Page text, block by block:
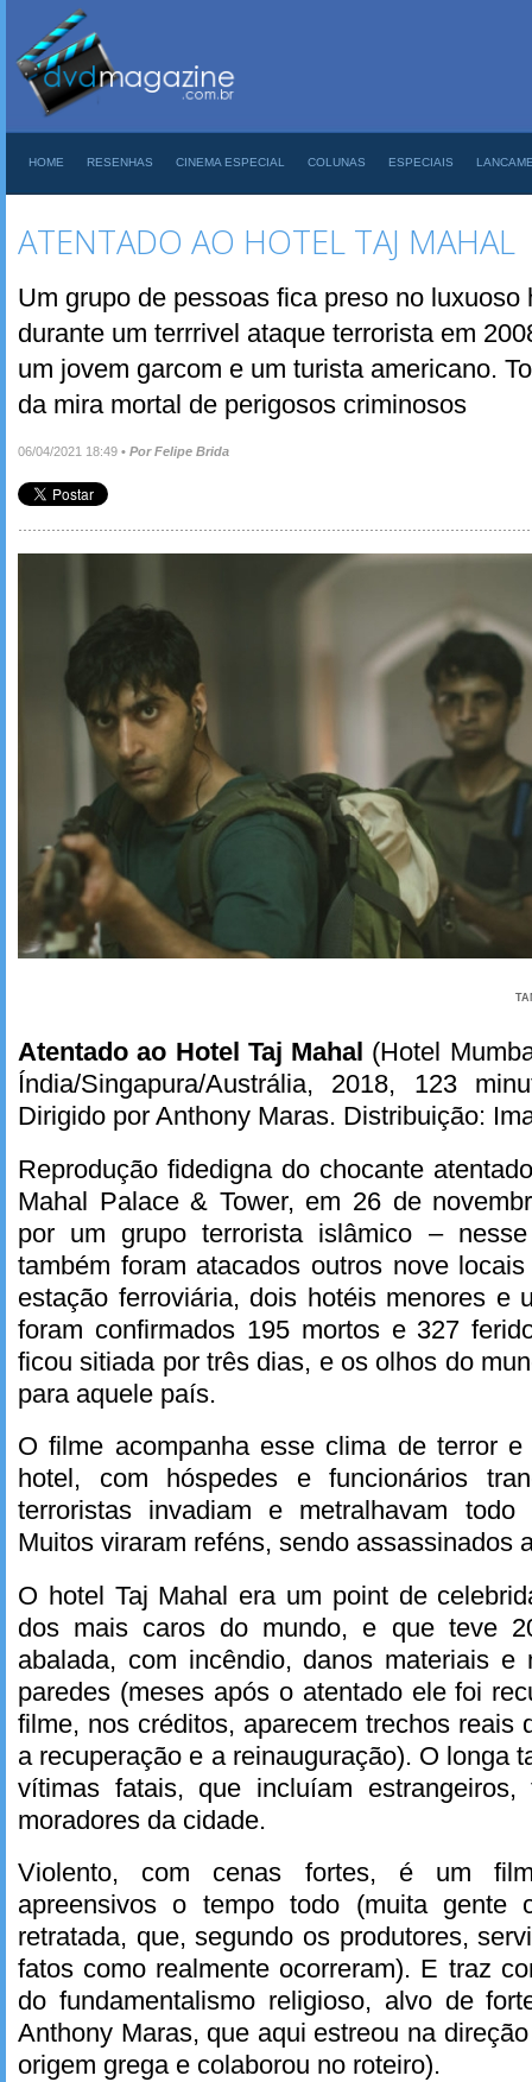
HOME RESENHAS CINEMA ESPECIAL COLUNAS ESPECIAIS
ATENTADO AO HOTEL TAJ MAHAL
Um grupo de pessoas fica preso no luxuoso
durante um terrrivel ataque terrorista em
um jovem garcom e um turista americano.
da mira mortal de perigosos criminosos
06/04/2021 18:49 • Por Felipe Brida
Atentado ao Hotel Taj Mahal (Hotel
Índia/Singapura/Austrália, 2018, 123
Dirigido por Anthony Maras. Distribuição:
Reprodução fidedigna do chocante
Mahal Palace & Tower, em 26 de
por um grupo terrorista islâmico –
também foram atacados outros nove
estação ferroviária, dois hotéis menores e
foram confirmados 195 mortos e 327
ficou sitiada por três dias, e os olhos do
para aquele país.
O filme acompanha esse clima de terror e
hotel, com hóspedes e funcionários
terroristas invadiam e metralhavam todo
Muitos viraram reféns, sendo assassinados
O hotel Taj Mahal era um point de
dos mais caros do mundo, e que teve
abalada, com incêndio, danos materiais e
paredes (meses após o atentado ele foi
filme, nos créditos, aparecem trechos reais
a recuperação e a reinauguração). O longa
vítimas fatais, que incluíam
moradores da cidade.
Violento, com cenas fortes, é um
apreensivos o tempo todo (muita gente
retratada, que, segundo os produtores,
fatos como realmente ocorreram). E traz
do fundamentalismo religioso, alvo de
Anthony Maras, que aqui estreou na
origem grega e colaborou no roteiro).